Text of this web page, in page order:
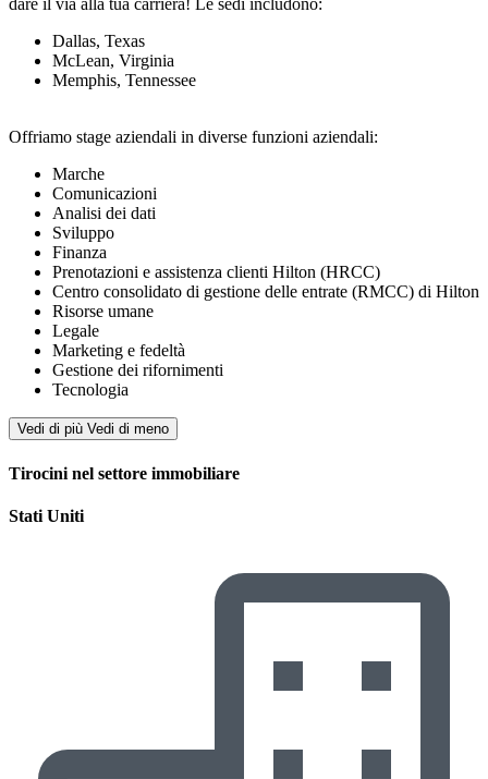
dare il via alla tua carriera! Le sedi includono:
Dallas, Texas
McLean, Virginia
Memphis, Tennessee
Offriamo stage aziendali in diverse funzioni aziendali:
Marche
Comunicazioni
Analisi dei dati
Sviluppo
Finanza
Prenotazioni e assistenza clienti Hilton (HRCC)
Centro consolidato di gestione delle entrate (RMCC) di Hilton
Risorse umane
Legale
Marketing e fedeltà
Gestione dei rifornimenti
Tecnologia
Vedi di più Vedi di meno
Tirocini nel settore immobiliare
Stati Uniti